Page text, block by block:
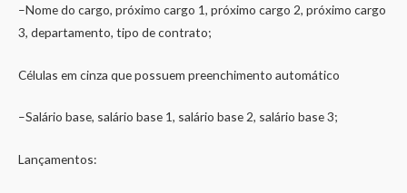
–Nome do cargo, próximo cargo 1, próximo cargo 2, próximo cargo
3, departamento, tipo de contrato;
Células em cinza que possuem preenchimento automático
–Salário base, salário base 1, salário base 2, salário base 3;
Lançamentos: